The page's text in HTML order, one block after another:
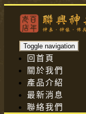
Toggle navigation
回首頁
關於我們
產品介紹
最新消息
聯絡我們